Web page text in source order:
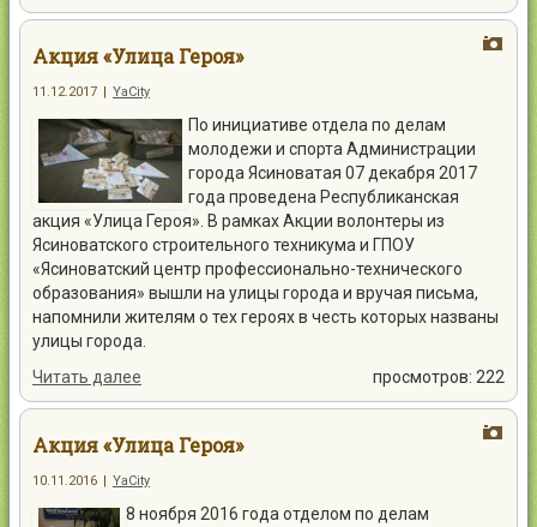
Акция «Улица Героя»
11.12.2017 | YaCity
По инициативе отдела по делам
молодежи и спорта Администрации
города Ясиноватая 07 декабря 2017
года проведена Республиканская
акция «Улица Героя». В рамках Акции волонтеры из
Ясиноватского строительного техникума и ГПОУ
«Ясиноватский центр профессионально-технического
образования» вышли на улицы города и вручая письма,
напомнили жителям о тех героях в честь которых названы
улицы города.
Читать далее
просмотров: 222
Акция «Улица Героя»
10.11.2016 | YaCity
8 ноября 2016 года отделом по делам